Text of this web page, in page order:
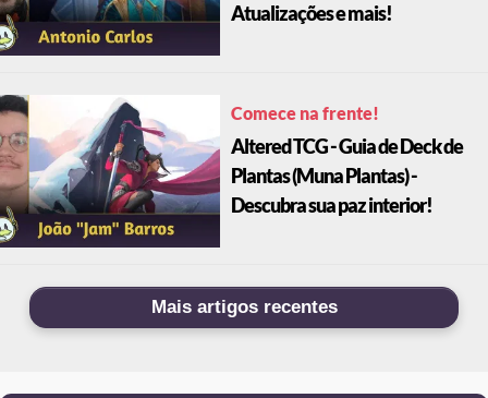
Atualizações e mais!
Comece na frente!
Altered TCG - Guia de Deck de
Plantas (Muna Plantas) -
Descubra sua paz interior!
Mais artigos recentes